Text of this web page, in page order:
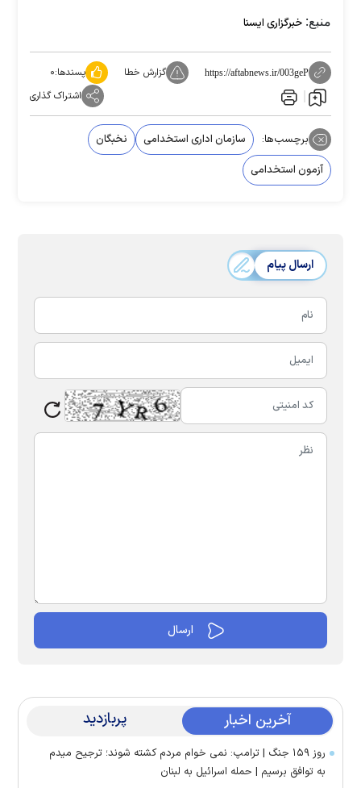
منبع: خبرگزاری ایسنا
https://aftabnews.ir/003geP گزارش خطا پسندها:۰
اشتراک گذاری
برچسب‌ها: سازمان اداری استخدامی
نخبگان
آزمون استخدامی
ارسال پیام
آخرین اخبار پربازدید
روز ۱۵۹ جنگ | ترامپ: نمی خوام مردم کشته شوند؛ ترجیح میدم
به توافق برسیم | حمله اسرائیل به لبنان